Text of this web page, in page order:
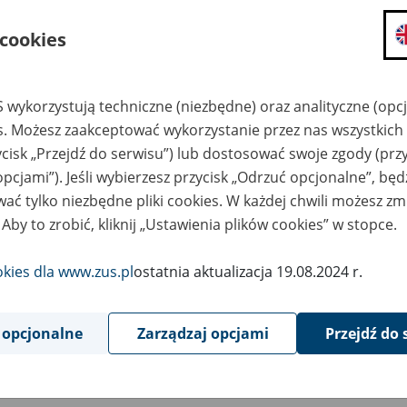
składanie wniosków i otrzymywanie
zadawanie pytań i otrzymywanie
Jeśli jesteś osobą ubezpieczoną (np.
możesz sprawdzić swoje dane
masz dostęp do informacji o stanie
masz dostęp do informacji o
Jeśli jesteś płatnikiem składek (np.
możesz skorzystać z aplikacji
ZUS,
masz dostęp do zwolnień lekarskich
Jeśli jesteś świadczeniobiorcą
wykorzystują techniczne (niezbędne) oraz analityczne
Możesz zaakceptować wykorzystanie przez nas
„Przejdź do serwisu”) lub dostosować swoje zgody
Jeśli wybierzesz przycisk „Odrzuć opcjonalne”,
tylko niezbędne pliki cookies. W każdej chwili możesz
to zrobić, kliknij „Ustawienia plików cookies” w stopce.
dla www.zus.plostatnia aktualizacja 19.08.2024 r.
Zarządzaj opcjami Przejdź do